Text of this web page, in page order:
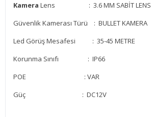
Kamera Lens : 3.6 MM SABİT LENS
Güvenlik Kamerası Türü : BULLET KAMERA
Led Görüş Mesafesi : 35-45 METRE
Korunma Sınıfı : IP66
POE
: VAR
Güç : DC12V